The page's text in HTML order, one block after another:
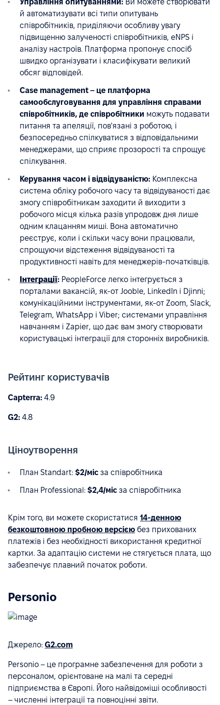
й автоматизувати всі типи опитувань
співробітників, приділяючи особливу увагу
підвищенню залученості співробітників, eNPS і
аналізу настроїв. Платформа пропонує спосіб
швидко організувати і класифікувати великий
обсяг відповідей.
Case management – це платформа
самообслуговування для управління справами
співробітників, де співробітники можуть подавати
питання та апеляції, пов'язані з роботою, і
безпосередньо спілкуватися з відповідальними
менеджерами, що сприяє прозорості та спрощує
спілкування.
Керування часом і відвідуваністю: Комплексна
система обліку робочого часу та відвідуваності дає
змогу співробітникам заходити й виходити з
робочого місця кілька разів упродовж дня лише
одним клацанням миші. Вона автоматично
реєструє, коли і скільки часу вони працювали,
спрощуючи відстеження відвідуваності та
продуктивності навіть для менеджерів-початківців.
Інтеграції: PeopleForce легко інтегрується з
порталами вакансій, як-от Jooble, LinkedIn і Djinni;
комунікаційними інструментами, як-от Zoom, Slack,
Telegram, WhatsApp і Viber; системами управління
навчанням і Zapier, що дає вам змогу створювати
користувацькі інтеграції для сторонніх виробників.
Рейтинг користувачів
Capterra: 4.9
G2: 4.8
Ціноутворення
План Standart: $2/міс за співробітника
План Professional: $2,4/міс за співробітника
Крім того, ви можете скористатися 14-денною
безкоштовною пробною версією без прихованих
платежів і без необхідності використання кредитної
картки. За адаптацію системи не стягується плата, що
забезпечує плавний початок роботи.
Personio
Джерело: G2.com
Personio – це програмне забезпечення для роботи з
персоналом, орієнтоване на малі та середні
підприємства в Європі. Його найвідоміші особливості
– численні інтеграції та повноцінні звіти.